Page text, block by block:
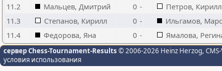
11.2 Мальцев, Дмитрий 0 -
Петров, Кирилл
11.3
Степанов, Кирилл 0 -
Ильгамов,
11.4
Федорова, Яна 0 - Ямалова,
сервер Chess-Tournament-Results © 2006-2026 Heinz Herzog,
условия использования